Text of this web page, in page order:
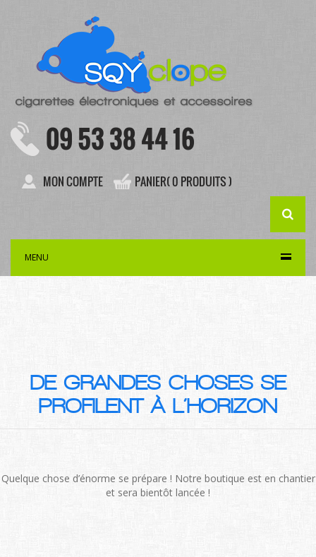
09 53 38 44 16
MON COMPTE PANIER( 0 PRODUITS )
MENU
DE GRANDES CHOSES SE
PROFILENT À L’HORIZON
Quelque chose d’énorme se prépare ! Notre boutique est en chantier
et sera bientôt lancée !